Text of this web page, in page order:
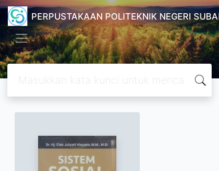
PERPUSTAKAAN POLITEKNIK NEGERI